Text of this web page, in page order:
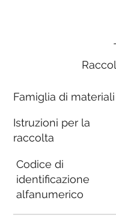
Famiglia di materiali
Istruzioni per la
raccolta
Codice di
identificazione
alfanumerico